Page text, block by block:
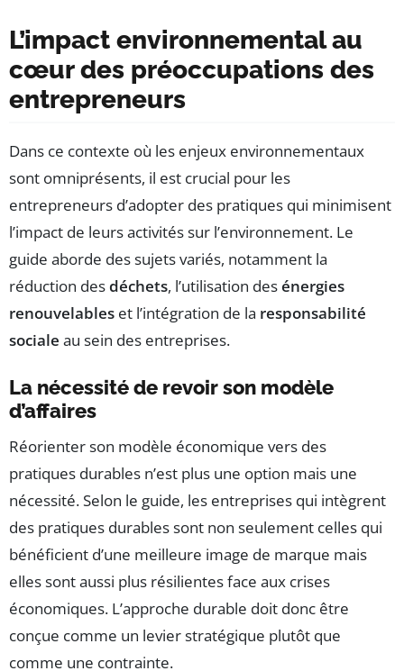
L’impact environnemental au
cœur des préoccupations des
entrepreneurs
Dans ce contexte où les enjeux environnementaux
sont omniprésents, il est crucial pour les
entrepreneurs d’adopter des pratiques qui minimisent
l’impact de leurs activités sur l’environnement. Le
guide aborde des sujets variés, notamment la
réduction desdéchets, l’utilisation desénergies
renouvelables et l’intégration de la responsabilité
sociale au sein des entreprises.
La nécessité de revoir son modèle
d’affaires
Réorienter son modèle économique vers des
pratiques durables n’est plus une option mais une
nécessité. Selon le guide, les entreprises qui intègrent
des pratiques durables sont non seulement celles qui
bénéficient d’une meilleure image de marque mais
elles sont aussi plus résilientes face aux crises
économiques. L’approche durable doit donc être
conçue comme un levier stratégique plutôt que
comme une contrainte.